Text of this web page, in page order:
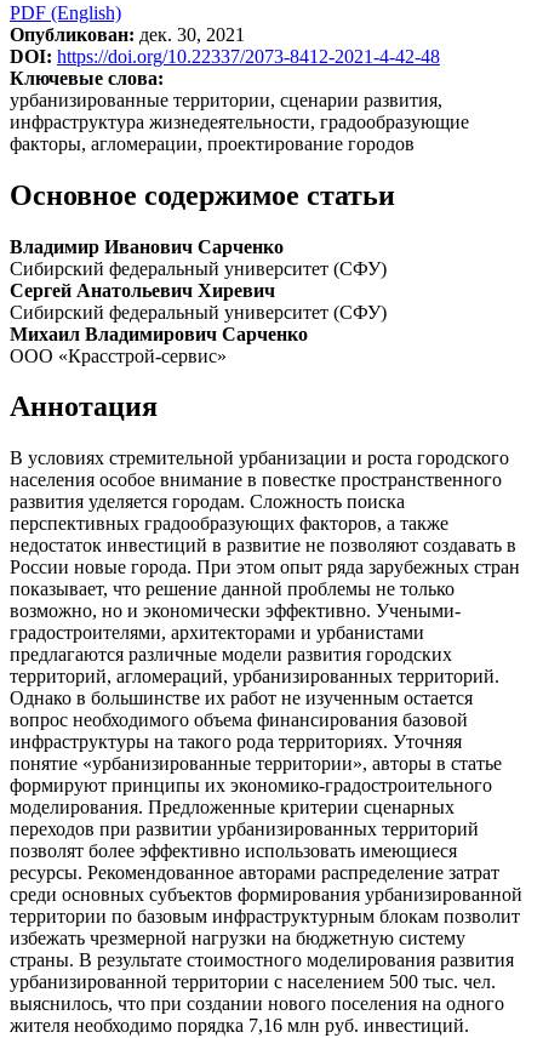
PDF (English)
Опубликован: дек. 30, 2021
DOI: https://doi.org/10.22337/2073-8412-2021-4-42-48
Ключевые слова:
урбанизированные территории, сценарии развития,
инфраструктура жизнедеятельности, градообразующие
факторы, агломерации, проектирование городов
Основное содержимое статьи
Владимир Иванович Сарченко
Сибирский федеральный университет (СФУ)
Сергей Анатольевич Хиревич
Сибирский федеральный университет (СФУ)
Михаил Владимирович Сарченко
ООО «Красстрой-сервис»
Аннотация
В условиях стремительной урбанизации и роста городского
населения особое внимание в повестке пространственного
развития уделяется городам. Сложность поиска
перспективных градообразующих факторов, а также
недостаток инвестиций в развитие не позволяют создавать в
России новые города. При этом опыт ряда зарубежных стран
показывает, что решение данной проблемы не только
возможно, но и экономически эффективно. Учеными-
градостроителями, архитекторами и урбанистами
предлагаются различные модели развития городских
территорий, агломераций, урбанизированных территорий.
Однако в большинстве их работ не изученным остается
вопрос необходимого объема финансирования базовой
инфраструктуры на такого рода территориях. Уточняя
понятие «урбанизированные территории», авторы в статье
формируют принципы их экономико-градостроительного
моделирования. Предложенные критерии сценарных
переходов при развитии урбанизированных территорий
позволят более эффективно использовать имеющиеся
ресурсы. Рекомендованное авторами распределение затрат
среди основных субъектов формирования урбанизированной
территории по базовым инфраструктурным блокам позволит
избежать чрезмерной нагрузки на бюджетную систему
страны. В результате стоимостного моделирования развития
урбанизированной территории с населением 500 тыс. чел.
выяснилось, что при создании нового поселения на одного
жителя необходимо порядка 7,16 млн руб. инвестиций.